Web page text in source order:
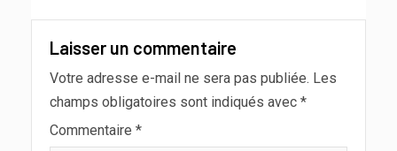
Laisser un commentaire
Votre adresse e-mail ne sera pas publiée. Les
champs obligatoires sont indiqués avec *
Commentaire *